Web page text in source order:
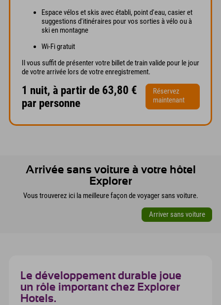
Espace vélos et skis avec établi, point d'eau, casier et
suggestions d'itinéraires pour vos sorties à vélo ou à
ski en montagne
Wi-Fi gratuit
Il vous suffit de présenter votre billet de train valide pour le jour
de votre arrivée lors de votre enregistrement.
1 nuit, à partir de 63,80 €
par personne
Réservez
maintenant
Arrivée sans voiture à votre hôtel
Explorer
Vous trouverez ici la meilleure façon de voyager sans voiture.
Arriver sans voiture
Le développement durable joue
un rôle important chez Explorer
Hotels.